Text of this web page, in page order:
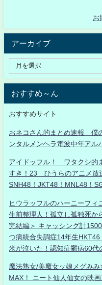
お
アーカイブ
おすすめ～ん
おすすめサイト
おネコさん的まとめ速報 僕
ンタルメンヘラ電波中年アル
アイドッフル！ ワタクシ的
すき！23 ひうらのアニメ放
SNH48！JKT48！MNL48！
ヒウラッフルのハーニーフィ
生前整理人！孤立し孤独死か
完結編＞ キャッシング計
つ病統合失調症14年生
米が泣いた！認知症鬱病60代
魔法熟女/美魔女ッ娘メグみ
MAX！ ニート仙人仙女の映